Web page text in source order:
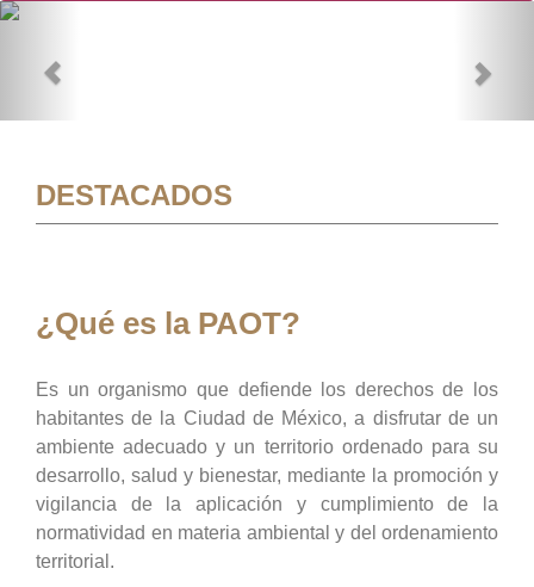
DESTACADOS
¿Qué es la PAOT?
Es un organismo que defiende los derechos de los
habitantes de la Ciudad de México, a disfrutar de un
ambiente adecuado y un territorio ordenado para su
desarrollo, salud y bienestar, mediante la promoción y
vigilancia de la aplicación y cumplimiento de la
normatividad en materia ambiental y del ordenamiento
territorial.